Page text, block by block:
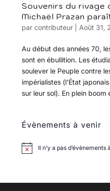
Souvenirs du rivage
Michaël Prazan
par contributeur| Août 31,
Au début des années 70,
sont en ébullition. Les
soulever le Peuple contre
impérialistes (l’État
sur leur sol). En plein boom
Évènements à venir
Il n’y a pas d’évènements